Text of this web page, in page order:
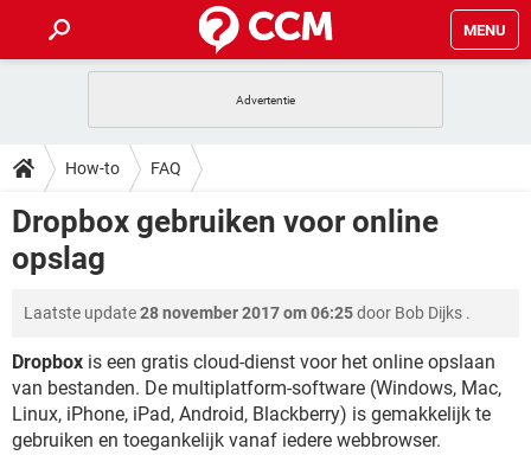
MENU
INSTAGRAM
NETFLIX CORONAVIRUS
GRATIS
HOW-TO
VIDEOBELLEN
INSTAGRAM WINDOWS 10
NETFLIX
GRATIS SNAPCHAT
TIKTOK
DOWNLOADS
VIDEOBELLEN
GRATIS SNAPCHAT
TIKTOK
FORUM
VIDEOBELLEN GAMES
INSTAGRAM WINDOWS 10
NETFLIX CORONAVIRUS
GRATIS SNAPCHAT
VIDEOBELLEN GAMES
INSTAGRAM WINDOWS 10
How-to FAQ
Dropbox gebruiken voor online
opslag
Laatste update28 november 2017 om 06:25door Bob Dijks .
Dropbox is een gratis cloud-dienst voor het online opslaan
van bestanden. De multiplatform-software (Windows, Mac,
Linux, iPhone, iPad, Android, Blackberry) is gemakkelijk te
gebruiken en toegankelijk vanaf iedere webbrowser.